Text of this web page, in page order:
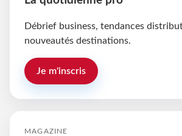
Débrief business, tendances
nouveautés destinations.
Je m'inscris
MAGAZINE